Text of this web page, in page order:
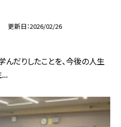
更新日 2026/02/26
んだりしたことを、今後の人生